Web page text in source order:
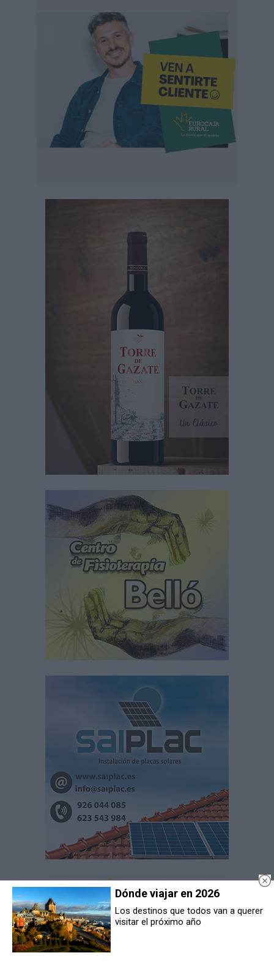
Dónde viajar en 2026
Los destinos que todos van a querer
visitar el próximo año